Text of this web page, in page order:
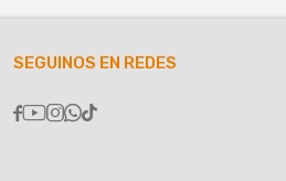
SEGUINOS EN REDES
